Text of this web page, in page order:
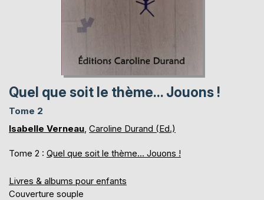
Quel que soit le thème... Jouons !
Tome 2
Isabelle Verneau Caroline Durand (Ed.)
Tome 2 : Quel que soit le thème... Jouons !
Livres & albums pour enfants
Couverture souple